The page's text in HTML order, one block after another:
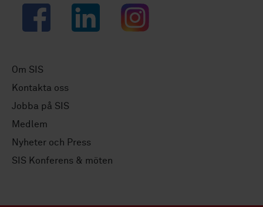
Facebook LinkedIn Instagram
Om SIS
Kontakta oss
Jobba på SIS
Medlem
Nyheter och Press
SIS Konferens & möten